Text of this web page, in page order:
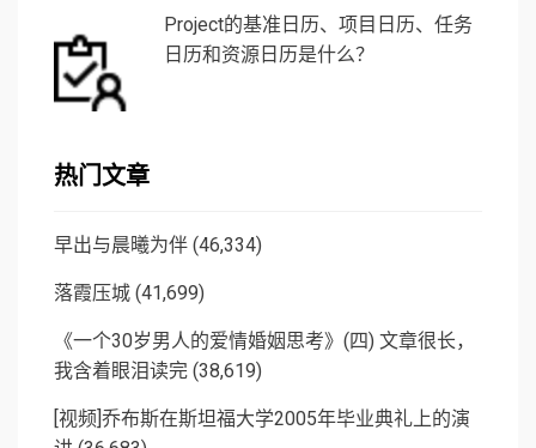
Project的基准日历、项目日历、任务
日历和资源日历是什么？
热门文章
早出与晨曦为伴 (46,334)
落霞压城 (41,699)
《一个30岁男人的爱情婚姻思考》(四) 文章很长，
我含着眼泪读完 (38,619)
[视频]乔布斯在斯坦福大学2005年毕业典礼上的演